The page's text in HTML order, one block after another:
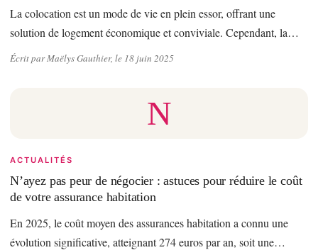
La colocation est un mode de vie en plein essor, offrant une
solution de logement économique et conviviale. Cependant, la…
Écrit par Maëlys Gauthier, le 18 juin 2025
N
ACTUALITÉS
N’ayez pas peur de négocier : astuces pour réduire le coût
de votre assurance habitation
En 2025, le coût moyen des assurances habitation a connu une
évolution significative, atteignant 274 euros par an, soit une…